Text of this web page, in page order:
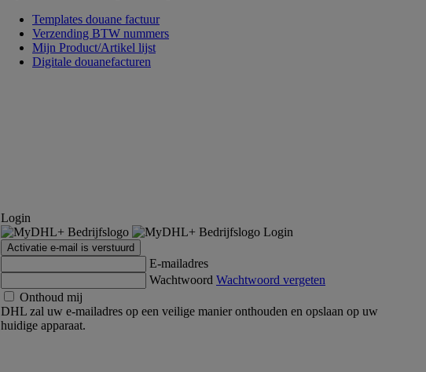
Templates douane factuur
Verzending BTW nummers
Mijn Product/Artikel lijst
Digitale douanefacturen
Login
Login
Activatie e-mail is verstuurd
E-mailadres
Wachtwoord Wachtwoord vergeten
Onthoud mij
DHL zal uw e-mailadres op een veilige manier onthouden en opslaan op uw
huidige apparaat.